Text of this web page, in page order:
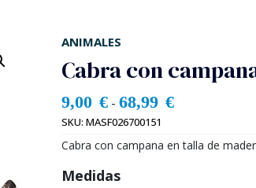
ANIMALES
Cabra con
9,00 €- 68,99 €
SKU: MASF026700151
Cabra con campana en talla de
Medidas